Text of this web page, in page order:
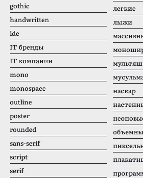
gothic
handwritten
ide
IT бренды
IT компании
mono
monospace
outline
poster
rounded
sans-serif
script
serif
легкие
лыжи
наскар